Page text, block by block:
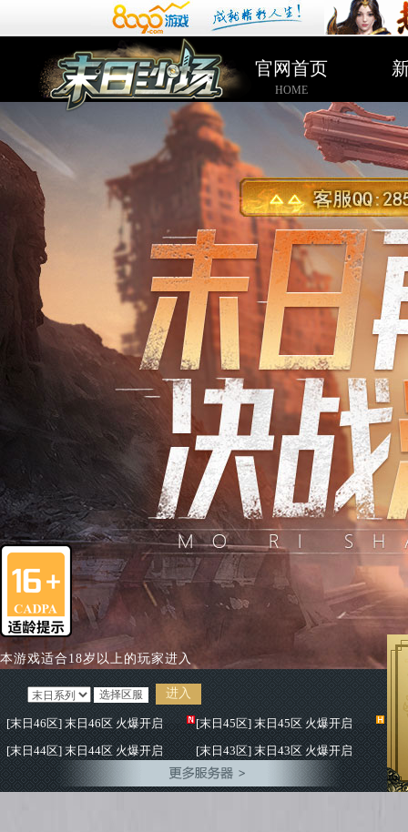
官网首页
HOME
本游戏适合18岁以上的玩家进入
进入
[末日46区] 末日46区 火爆开启
[末日45区] 末日45区 火爆开启
[末日44区] 末日44区 火爆开启
[末日43区] 末日43区 火爆开启
[末日42区] 末日42区 火爆开启